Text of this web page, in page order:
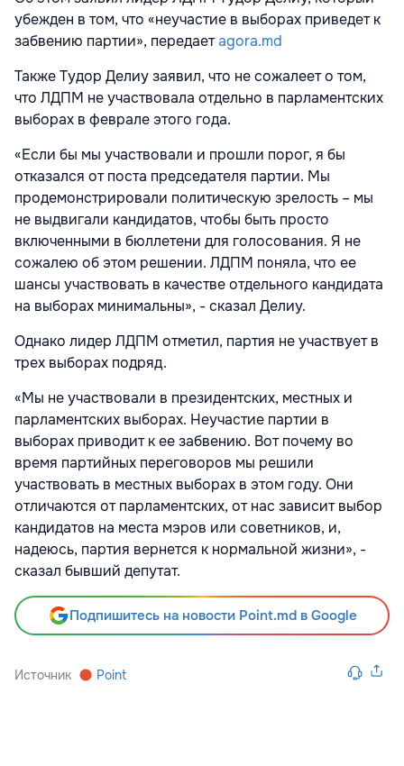
убежден в том, что «неучастие в выборах приведет к
забвению партии», передаетagora.md
Также Тудор Делиу заявил, что не сожалеет о том,
что ЛДПМ не участвовала отдельно в парламентских
выборах в феврале этого года.
«Если бы мы участвовали и прошли порог, я бы
отказался от поста председателя партии. Мы
продемонстрировали политическую зрелость – мы
не выдвигали кандидатов, чтобы быть просто
включенными в бюллетени для голосования. Я не
сожалею об этом решении. ЛДПМ поняла, что ее
шансы участвовать в качестве отдельного кандидата
на выборах минимальны», - сказал Делиу.
Однако лидер ЛДПМ отметил, партия не участвует в
трех выборах подряд.
«Мы не участвовали в президентских, местных и
парламентских выборах. Неучастие партии в
выборах приводит к ее забвению. Вот почему во
время партийных переговоров мы решили
участвовать в местных выборах в этом году. Они
отличаются от парламентских, от нас зависит выбор
кандидатов на места мэров или советников, и,
надеюсь, партия вернется к нормальной жизни», -
сказал бывший депутат.
Подпишитесь на новости Point.md в Google
Источник Point